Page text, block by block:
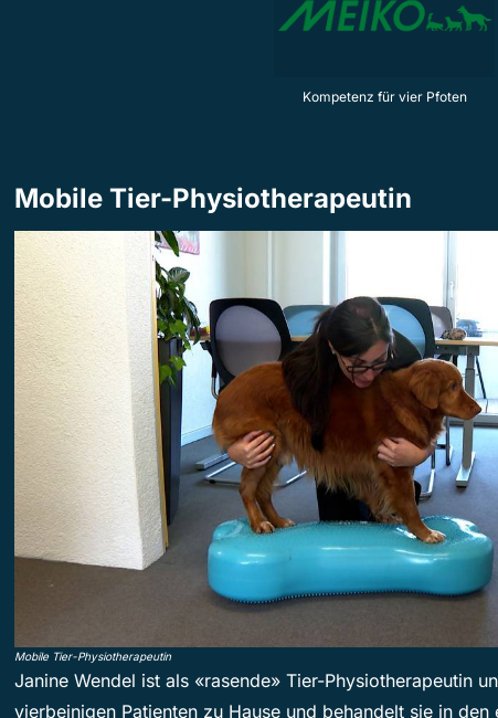
Kompetenz für vier Pfoten
Mobile Tier-Physiotherapeutin
Mobile Tier-Physiotherapeutin
Janine Wendel ist als «rasende» Tier-Physiotherapeutin
vierbeinigen Patienten zu Hause und behandelt sie in den